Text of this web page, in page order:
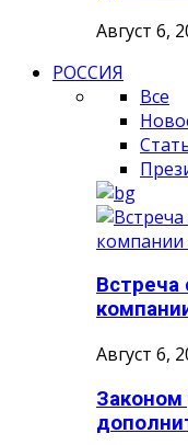
Август 6,
РОССИЯ
Все
Встреча
Август 6,
Законом